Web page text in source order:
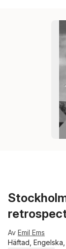
Av Emil Ems
Häftad, Engelska,